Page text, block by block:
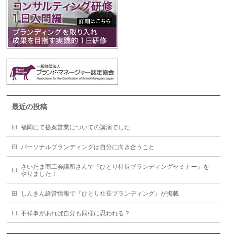
最近の投稿
福岡にて提案営業についての講演でした
パーソナルブランディングは自分に向き合うこと
さいたま商工会議所さんで『ひとり社長ブランディングセミナー』を
やりました！
しんきん経営情報で『ひとり社長ブランディング』が掲載
不祥事があれば自分も同様に思われる？